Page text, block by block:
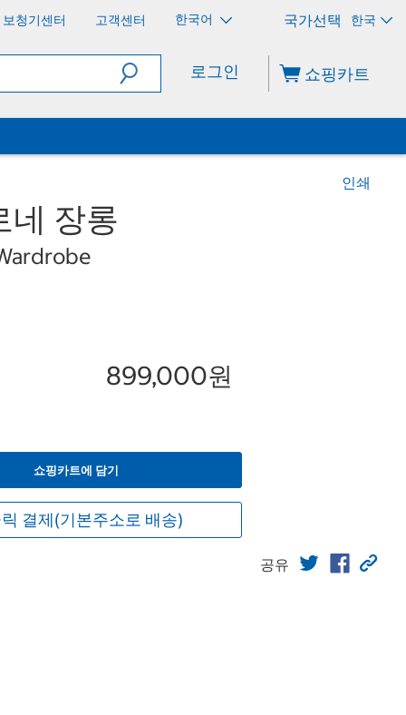
보청기센터 고객센터 한국어 한국
로그인 쇼핑카트
인쇄
네 장롱
899,000원
쇼핑카트에 담기
결제(기본주소로 배송)
공유